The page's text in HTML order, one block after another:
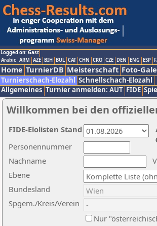
Logged on: Gast
Arabic ARM AZE BIH BUL CAT CHN CRO CZE DEN ENG ESP
Home TurnierDB Meisterschaft Foto-
Turnierschach-Elozahl Schnellschach-Elozahl
Allgemeines Turnier anmelden: AUT FIDE
Willkommen bei den
Nachname
Ebene
Personennummer
Bundesland
Spgem./Kreis/Verein
Nur
FIDE-Elolisten Stand